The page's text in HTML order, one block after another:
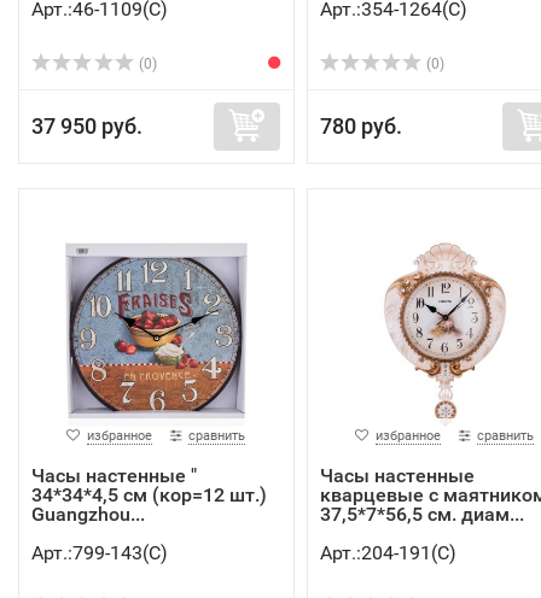
Арт.:46-1109(C)
(0)
37 950 руб.
Арт.:354-1264(C)
(0)
780 руб.
избранное сравнить
Часы настенные "
34*34*4,5 см (кор=12 шт.)
Guangzhou...
Арт.:799-143(C)
избранное сравнить
Часы настенные
кварцевые с
37,5*7*56,5 см. диам...
Арт.:204-191(C)